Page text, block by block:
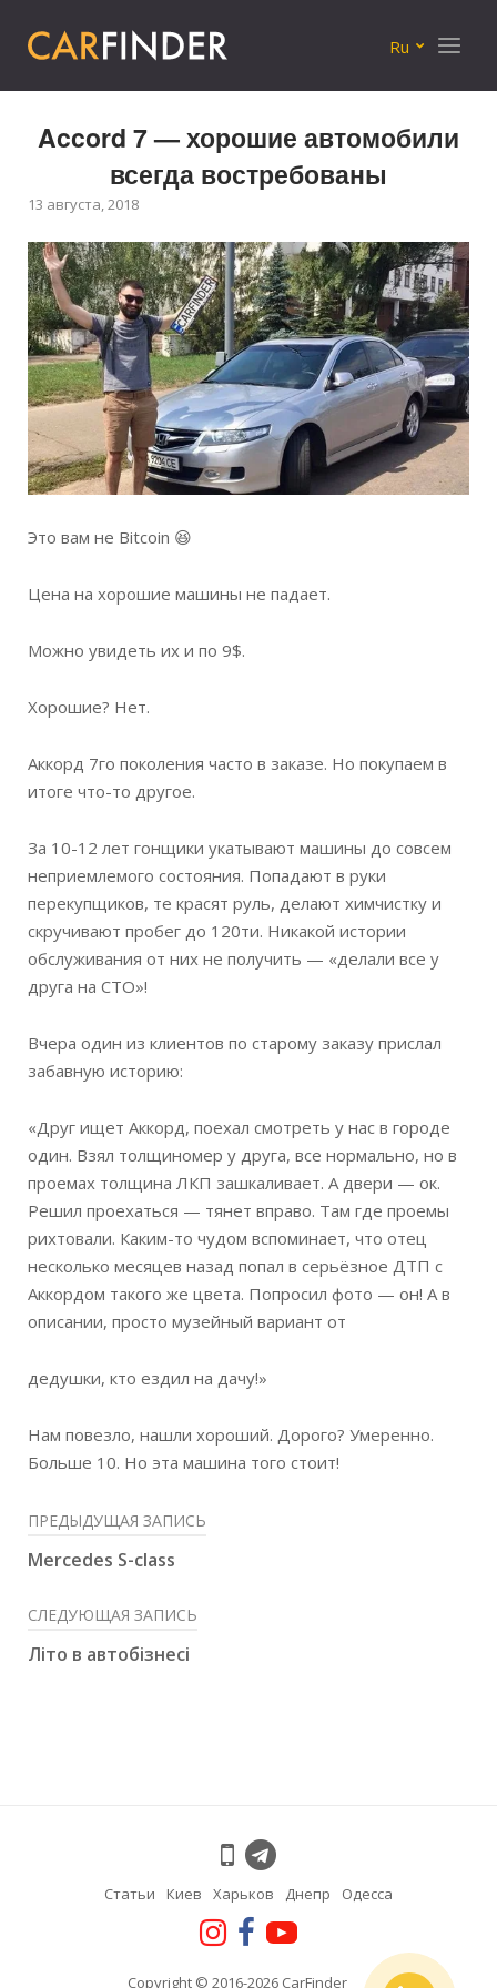
Ru Меню
Accord 7 — хорошие автомобили
всегда востребованы
13 августа, 2018
Это вам не Bitcoin 😆
Цена на хорошие машины не падает.
Можно увидеть их и по 9$.
Хорошие? Нет.
Аккорд 7го поколения часто в заказе. Но покупаем в
итоге что-то другое.
За 10-12 лет гонщики укатывают машины до совсем
неприемлемого состояния. Попадают в руки
перекупщиков, те красят руль, делают химчистку и
скручивают пробег до 120ти. Никакой истории
обслуживания от них не получить — «делали все у
друга на СТО»!
Вчера один из клиентов по старому заказу прислал
забавную историю:
«Друг ищет Аккорд, поехал смотреть у нас в городе
один. Взял толщиномер у друга, все нормально, но в
проемах толщина ЛКП зашкаливает. А двери — ок.
Решил проехаться — тянет вправо. Там где проемы
рихтовали. Каким-то чудом вспоминает, что отец
несколько месяцев назад попал в серьёзное ДТП с
Аккордом такого же цвета. Попросил фото — он! А в
описании, просто музейный вариант от
дедушки, кто ездил на дачу!»
Нам повезло, нашли хороший. Дорого? Умеренно.
Больше 10. Но эта машина того стоит!
ПРЕДЫДУЩАЯ ЗАПИСЬ
Mercedes S-class
СЛЕДУЮЩАЯ ЗАПИСЬ
Літо в автобізнесі
Copyright © 2016-2026 CarFinder
Статьи Киев Харьков Днепр Одесса